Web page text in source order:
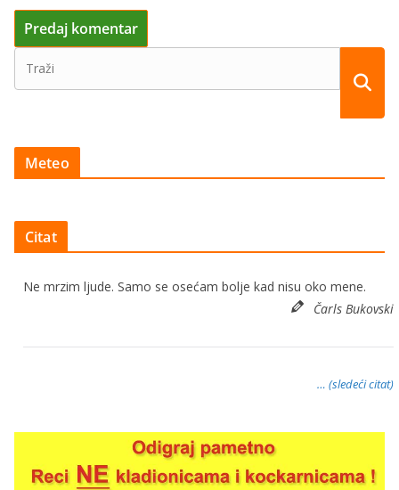
Meteo
Citat
Ne mrzim ljude. Samo se osećam bolje kad nisu oko mene.
Čarls Bukovski
… (sledeći citat)